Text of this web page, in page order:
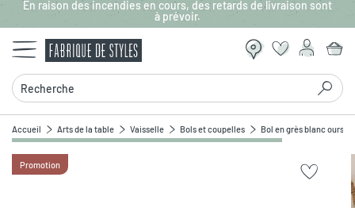
Aller au contenu principal
En raison des incendies en cours, des retards de livraison sont
à prévoir.
Recherche
Accueil Arts de la table Vaisselle Bols et coupelles Bol en grès blanc ours
Promotion